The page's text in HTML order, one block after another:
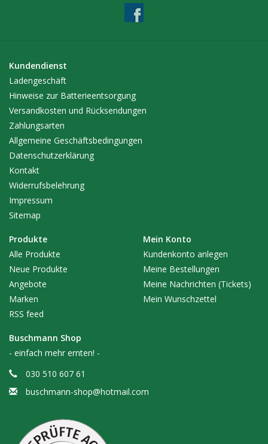
Kundendienst
Ladengeschäft
Hinweise zur Batterieentsorgung
Versandkosten und Rücksendungen
Zahlungsarten
Allgemeine Geschäftsbedingungen
Datenschutzerklärung
Kontakt
Widerrufsbelehrung
Impressum
Sitemap
Produkte
Alle Produkte
Neue Produkte
Angebote
Marken
RSS feed
Mein Konto
Kundenkonto anlegen
Meine Bestellungen
Meine Nachrichten (Tickets)
Mein Wunschzettel
Buschmann Shop
- einfach mehr ernten! -
030 510 607 61
buschmann-shop@hotmail.com